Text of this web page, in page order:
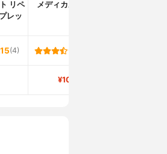
リペ
レッ
メディカル セラム N
(4)
¥10,810